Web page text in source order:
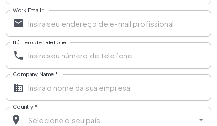
Work Email*
Número de telefone
Company Name *
Country *